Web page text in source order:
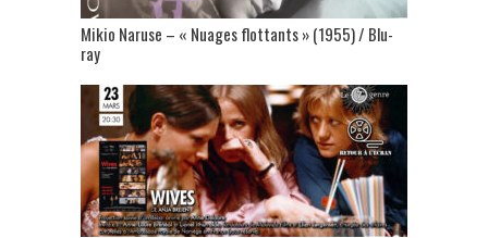
Mikio Naruse – « Nuages flottants » (1955) / Blu-
ray